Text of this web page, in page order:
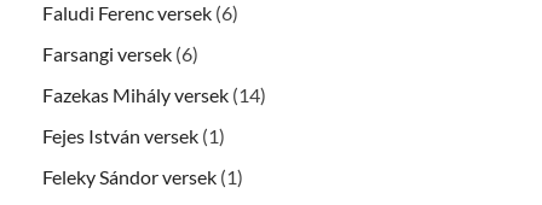
Faludi Ferenc versek (6)
Farsangi versek (6)
Fazekas Mihály versek (14)
Fejes István versek (1)
Feleky Sándor versek (1)